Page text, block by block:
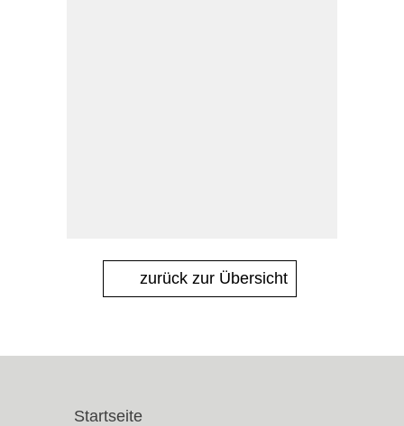
zurück zur Übersicht
Startseite